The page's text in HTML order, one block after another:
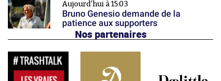
Aujourd'hui à 15:03
Bruno Genesio demande de la
patience aux supporters
Nos partenaires